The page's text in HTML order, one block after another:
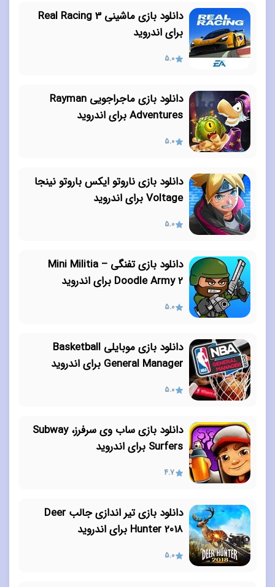
دانلود بازی ماشینی Real Racing 3
برای اندروید
5.0
دانلود بازی ماجراجویی Rayman
Adventures برای اندروید
5.0
دانلود بازی ناروتو ایکس باروتو نینجا
Voltage برای اندروید
5.0
دانلود بازی تفنگی Mini Militia –
Doodle Army 2 برای اندروید
5.0
دانلود بازی موبایلی Basketball
General Manager برای اندروید
5.0
دانلود بازی ساب وی سرفرز، Subway
Surfers برای اندروید
4.7
دانلود بازی تیر اندازی جالب Deer
Hunter 2018 برای اندروید
5.0